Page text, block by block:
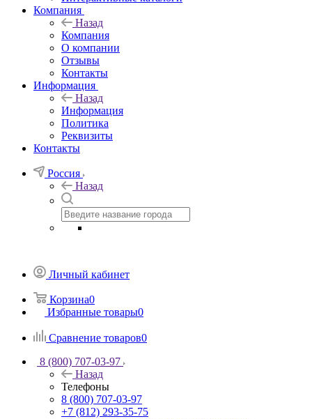
Компания
Назад
Компания
О компании
Отзывы
Контакты
Информация
Назад
Информация
Политика
Реквизиты
Контакты
Россия
Назад
Личный кабинет
Корзина0
Избранные товары0
Сравнение товаров0
8 (800) 707-03-97
Назад
Телефоны
8 (800) 707-03-97
+7 (812) 293-35-75